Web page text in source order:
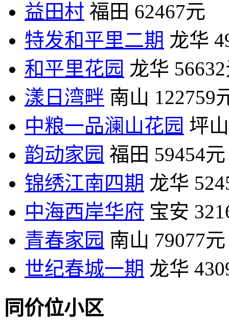
益田村 福田 62467元
特发和平里二期 龙华
和平里花园 龙华
漾日湾畔 南山 122759
中粮一品澜山花园 坪山
韵动家园 福田 59454元
锦绣江南四期 龙华
中海西岸华府 宝安
青春家园 南山 79077元
世纪春城一期 龙华
同价位小区